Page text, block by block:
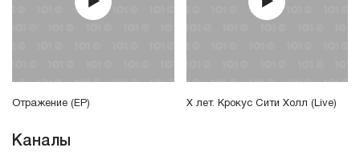
Отражение (EP) Х лет. Крокус Сити Холл (Live)
Каналы